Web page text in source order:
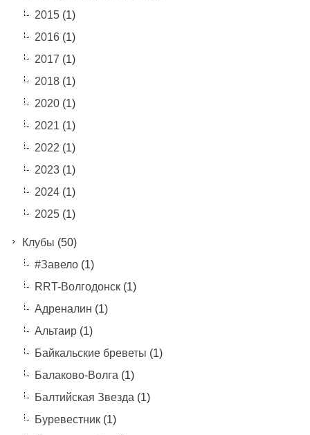
2015(1)
2016(1)
2017 (1)
2018(1)
2020(1)
2021 (1)
2022 (1)
2023(1)
2024(1)
2025(1)
Клубы (50)
#Завело(1)
RRT-Волгодонск(1)
Адреналин (1)
Альтаир(1)
Байкальские бреветы (1)
Балаково-Волга (1)
Балтийская Звезда (1)
Буревестник(1)